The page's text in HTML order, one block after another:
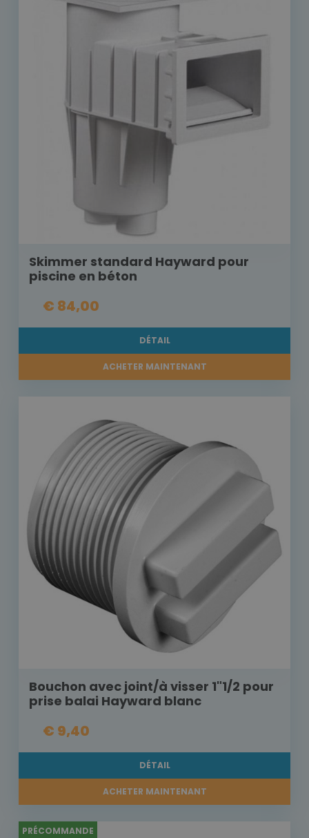
Skimmer standard Hayward pour
piscine en béton
€ 84,00
DÉTAIL
ACHETER MAINTENANT
Bouchon avec joint/à visser 1"1/2 pour
prise balai Hayward blanc
€ 9,40
DÉTAIL
ACHETER MAINTENANT
PRÉCOMMANDE